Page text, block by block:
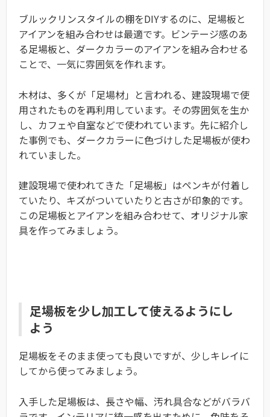
ブルックリンスタイルの棚をDIYするのに、足場板と
アイアンを組み合わせは最適です。ビンテージ感のあ
る足場板と、ダークカラーのアイアンを組み合わせる
ことで、一気に雰囲気を作れます。
木材は、多くが「足場材」と言われる、建設現場で使
用されたものを再利用しています。その雰囲気を生か
し、カフェや自室などで使われています。先に紹介し
た事例でも、ダークカラーに色づけした足場板が使わ
れていました。
建設現場で使われてきた「足場板」はペンキが付着し
ていたり、キズがついていたりと古さが印象的です。
この足場板とアイアンを組み合わせて、オリジナル家
具を作ってみましょう。
足場板を少し加工して使えるようにし
よう
足場板をそのまま使っても良いですが、少しキレイに
してから使ってみましょう。
入手した足場板は、長さや幅、汚れ具合などがバラバ